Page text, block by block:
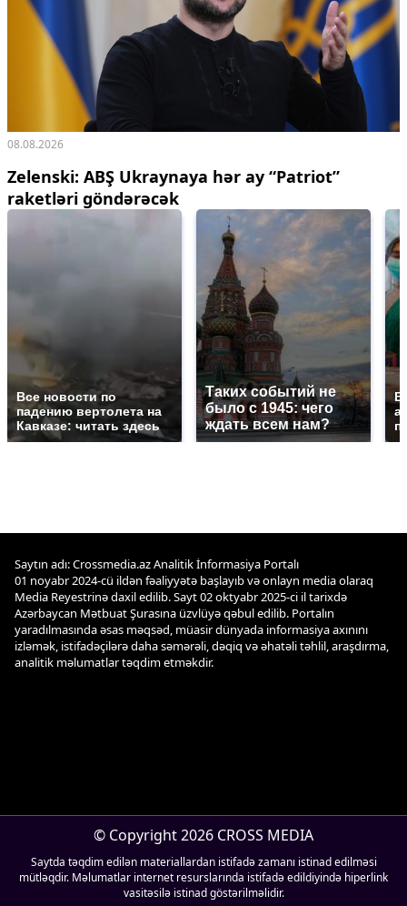
08.08.2026
Zelenski: ABŞ Ukraynaya hər ay “Patriot”
raketləri göndərəcək
Все новости по
падению вертолета на
Кавказе: читать здесь
Таких событий не
было с 1945: чего
ждать всем нам?
В
Saytın adı: Crossmedia.az Analitik İnformasiya Portalı
01 noyabr 2024-cü ildən fəaliyyətə başlayıb və onlayn media olaraq
Media Reyestrinə daxil edilib. Sayt 02 oktyabr 2025-ci il tarixdə
Azərbaycan Mətbuat Şurasına üzvlüyə qəbul edilib. Portalın
yaradılmasında əsas məqsəd, müasir dünyada informasiya axınını
izləmək, istifadəçilərə daha səmərəli, dəqiq və əhatəli təhlil, araşdırma,
analitik məlumatlar təqdim etməkdir.
© Copyright 2026 CROSS MEDIA
Saytda təqdim edilən materiallardan istifadə zamanı istinad edilməsi
mütləqdir. Məlumatlar internet resurslarında istifadə edildiyində hiperlink
vasitəsilə istinad göstərilməlidir.